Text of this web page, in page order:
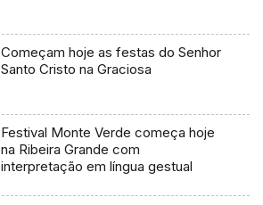
Começam hoje as festas do Senhor
Santo Cristo na Graciosa
Festival Monte Verde começa hoje
na Ribeira Grande com
interpretação em língua gestual